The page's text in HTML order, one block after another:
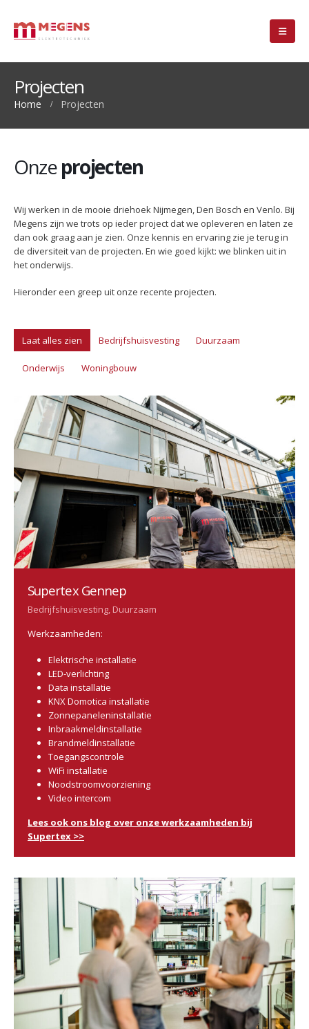
Projecten
Home Projecten
Onzeprojecten
Wij werken in de mooie driehoek Nijmegen, Den Bosch en Venlo. Bij
Megens zijn we trots op ieder project dat we opleveren en laten ze
dan ook graag aan je zien. Onze kennis en ervaring zie je terug in
de diversiteit van de projecten. En wie goed kijkt: we blinken uit in
het onderwijs.
Hieronder een greep uit onze recente projecten.
Laat alles zien Bedrijfshuisvesting Duurzaam
Onderwijs Woningbouw
Supertex Gennep
Bedrijfshuisvesting, Duurzaam
Werkzaamheden:
Elektrische installatie
LED-verlichting
Data installatie
KNX Domotica installatie
Zonnepaneleninstallatie
Inbraakmeldinstallatie
Brandmeldinstallatie
Toegangscontrole
WiFi installatie
Noodstroomvoorziening
Video intercom
Lees ook ons blog over onze werkzaamheden bij
Supertex >>